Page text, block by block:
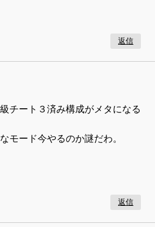
返信
チート３済み構成がメタになる
モード今やるのか謎だわ。
返信